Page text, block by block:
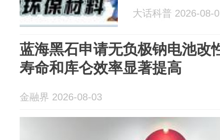
大话科普 2026-08-
蓝海黑石申请无负极钠电池改
寿命和库仑效率显著提高
金融界 2026-08-03